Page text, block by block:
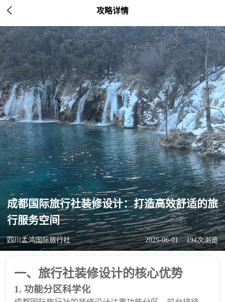
 攻略详情
成都国际旅行社装修设计：打造高效舒适的旅
行服务空间
四川孟鸿国际旅行社 2025-06-01 194次浏览
一、旅行社装修设计的核心优势
1. 功能分区科学化